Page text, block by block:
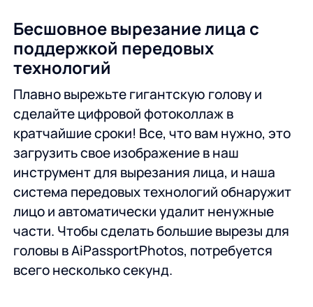
Бесшовное вырезание лица с
поддержкой передовых
технологий
Плавно вырежьте гигантскую голову и
сделайте цифровой фотоколлаж в
кратчайшие сроки! Все, что вам нужно, это
загрузить свое изображение в наш
инструмент для вырезания лица, и наша
система передовых технологий обнаружит
лицо и автоматически удалит ненужные
части. Чтобы сделать большие вырезы для
головы в AiPassportPhotos, потребуется
всего несколько секунд.